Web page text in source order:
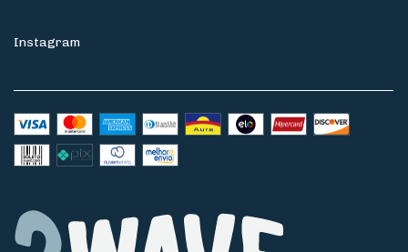
Instagram